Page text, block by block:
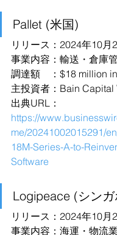
Pallet (米国)
リリース：2024年10月
事業内容：輸送・倉庫
調達額　：$18 million
主投資者：Bain Capital
出典URL：
https://
me/20241002015291/
18M-Series-A-to-
Software
Logipeace (シン
リリース：2024年10月
事業内容：海運・物流